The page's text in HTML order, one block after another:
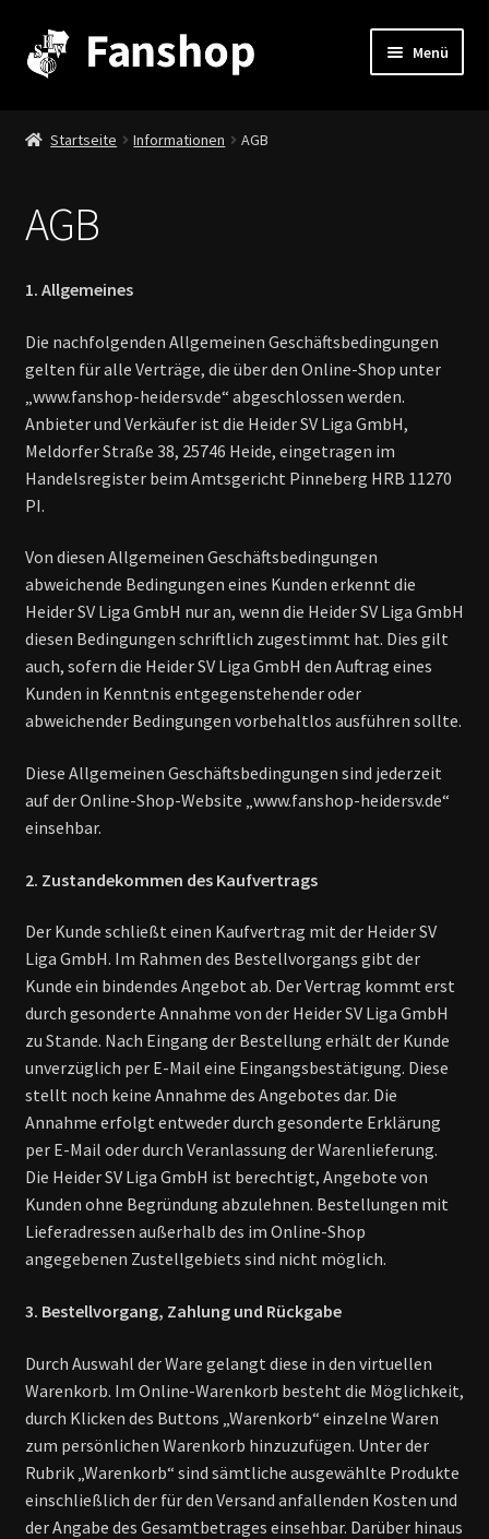
Zur
Navigation
Zum
Inhalt
Menü
Stadionheft
Informationen
Zahlungsmöglichkeiten
Kontakt
Versandkosten
Datenschutzerklärung
AGB
Impressum
Warenkorb
Startseite Informationen AGB
AGB
1. Allgemeines
Die nachfolgenden Allgemeinen Geschäftsbedingungen
gelten für alle Verträge, die über den Online-Shop unter
„www.fanshop-heidersv.de“ abgeschlossen werden.
Anbieter und Verkäufer ist die Heider SV Liga GmbH,
Meldorfer Straße 38, 25746 Heide, eingetragen im
Handelsregister beim Amtsgericht Pinneberg HRB 11270
PI.
Von diesen Allgemeinen Geschäftsbedingungen
abweichende Bedingungen eines Kunden erkennt die
Heider SV Liga GmbH nur an, wenn die Heider SV Liga GmbH
diesen Bedingungen schriftlich zugestimmt hat. Dies gilt
auch, sofern die Heider SV Liga GmbH den Auftrag eines
Kunden in Kenntnis entgegenstehender oder
abweichender Bedingungen vorbehaltlos ausführen sollte.
Diese Allgemeinen Geschäftsbedingungen sind jederzeit
auf der Online-Shop-Website „www.fanshop-heidersv.de“
einsehbar.
2. Zustandekommen des Kaufvertrags
Der Kunde schließt einen Kaufvertrag mit der Heider SV
Liga GmbH. Im Rahmen des Bestellvorgangs gibt der
Kunde ein bindendes Angebot ab. Der Vertrag kommt erst
durch gesonderte Annahme von der Heider SV Liga GmbH
zu Stande. Nach Eingang der Bestellung erhält der Kunde
unverzüglich per E-Mail eine Eingangsbestätigung. Diese
stellt noch keine Annahme des Angebotes dar. Die
Annahme erfolgt entweder durch gesonderte Erklärung
per E-Mail oder durch Veranlassung der Warenlieferung.
Die Heider SV Liga GmbH ist berechtigt, Angebote von
Kunden ohne Begründung abzulehnen. Bestellungen mit
Lieferadressen außerhalb des im Online-Shop
angegebenen Zustellgebiets sind nicht möglich.
3. Bestellvorgang, Zahlung und Rückgabe
Durch Auswahl der Ware gelangt diese in den virtuellen
Warenkorb. Im Online-Warenkorb besteht die Möglichkeit,
durch Klicken des Buttons „Warenkorb“ einzelne Waren
zum persönlichen Warenkorb hinzuzufügen. Unter der
Rubrik „Warenkorb“ sind sämtliche ausgewählte Produkte
einschließlich der für den Versand anfallenden Kosten und
der Angabe des Gesamtbetrages einsehbar. Darüber hinaus